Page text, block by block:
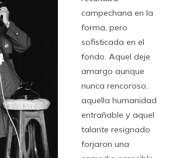
campechana en la
forma, pero
sofisticada en el
fondo. Aquel deje
amargo aunque
nunca rencoroso,
aquella humanidad
entrañable y aquel
talante resignado
forjaron una